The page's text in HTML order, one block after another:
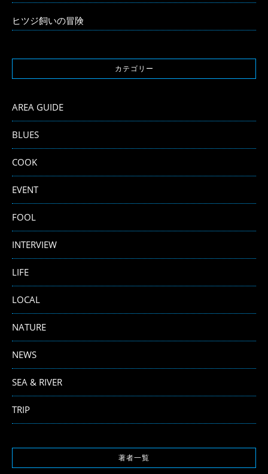
ヒツジ飼いの冒険
カテゴリー
AREA GUIDE
BLUES
COOK
EVENT
FOOL
INTERVIEW
LIFE
LOCAL
NATURE
NEWS
SEA & RIVER
TRIP
著者一覧